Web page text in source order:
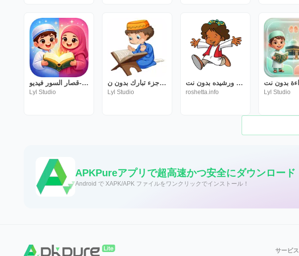
المصحف المعلم-قصار السور فيديو
Lyl Studio
المصحف المعلم جزء تبارك بدون ن
Lyl Studio
بكار ورشيده بدون نت
roshetta.info Lyl Studio
APKPureアプリで超高速かつ安全にダウンロード
Android で XAPK/APK ファイルをワンクリックでインストール！
サービス